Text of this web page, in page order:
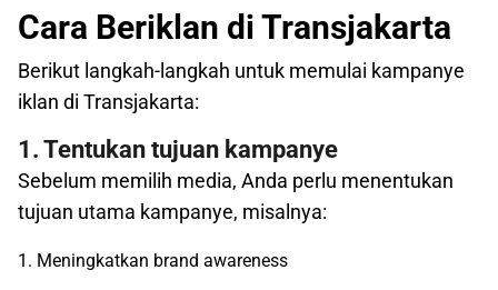
Cara Beriklan di Transjakarta
Berikut langkah-langkah untuk memulai kampanye
iklan di Transjakarta:
1. Tentukan tujuan kampanye
Sebelum memilih media, Anda perlu menentukan
tujuan utama kampanye, misalnya:
1. Meningkatkan brand awareness